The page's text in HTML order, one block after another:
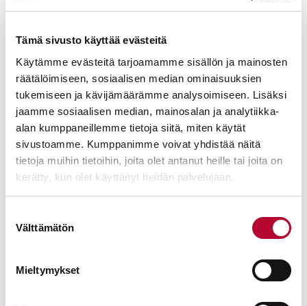
Tämä sivusto käyttää evästeitä
Käytämme evästeitä tarjoamamme sisällön ja mainosten
räätälöimiseen, sosiaalisen median ominaisuuksien
tukemiseen ja kävijämäärämme analysoimiseen. Lisäksi
jaamme sosiaalisen median, mainosalan ja analytiikka-
alan kumppaneillemme tietoja siitä, miten käytät
sivustoamme. Kumppanimme voivat yhdistää näitä
tietoja muihin tietoihin, joita olet antanut heille tai joita on
kerätty, kun olet käyttänyt heidän palvelujaan.
valinta
Välttämätön
Mieltymykset